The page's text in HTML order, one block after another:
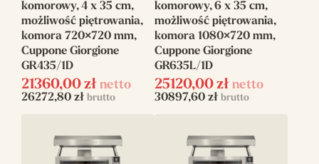
komorowy, 4 x 35 cm,
możliwość piętrowania,
komora 720×720 mm,
Cuppone Giorgione
GR435/1D
21360,00 zł netto
26272,80 zł brutto
komorowy, 6 x 35 cm,
możliwość piętrowania,
komora 1080×720 mm,
Cuppone Giorgione
GR635L/1D
25120,00 zł netto
30897,60 zł brutto